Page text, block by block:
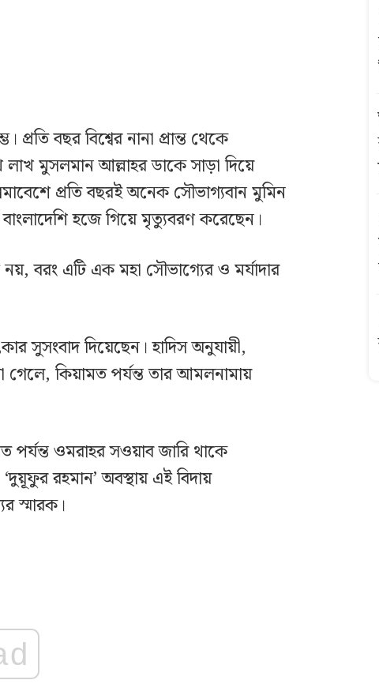
বছর বিশ্বের নানা প্রান্ত থেকে
লাখ মুসলমান আল্লাহর ডাকে সাড়া দিয়ে
প্রতি বছরই অনেক সৌভাগ্যবান মুমিন
হজে গিয়ে মৃত্যুবরণ করেছেন।
বরং এটি এক মহা সৌভাগ্যের ও মর্যাদার
সুসংবাদ দিয়েছেন। হাদিস অনুযায়ী,
গেলে, কিয়ামত পর্যন্ত তার আমলনামায়
পর্যন্ত ওমরাহর সওয়াব জারি থাকে
রহমান’ অবস্থায় এই বিদায়
স্মারক।